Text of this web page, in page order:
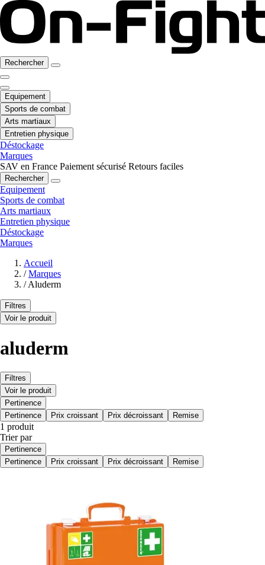
Rechercher
Equipement
Sports de combat
Arts martiaux
Entretien physique
Déstockage
Marques
SAV en France Paiement sécurisé Retours faciles
Rechercher
Equipement
Sports de combat
Arts martiaux
Entretien physique
Déstockage
Marques
Accueil
/ Marques
/ Aluderm
Filtres
Voir le produit
aluderm
Filtres
Voir le produit
Pertinence
Pertinence
Prix croissant Prix décroissant Remise
1 produit
Trier par
Pertinence
Pertinence
Prix croissant Prix décroissant Remise